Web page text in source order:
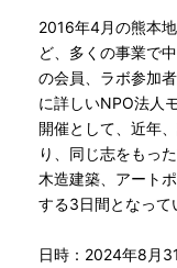
2016年4月の熊本
ど、多くの事業で
の会員、ラボ参加
に詳しいNPO法人
開催として、近年
り、同じ志をもっ
木造建築、アート
する3日間となって
日時：2024年8月